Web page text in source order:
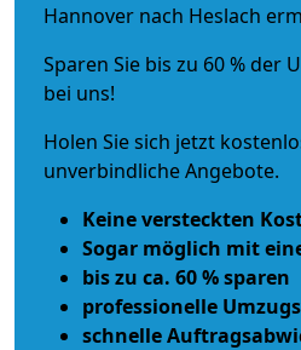
Hannover nach Heslach
Sparen Sie bis zu 60 % der
bei uns!
Holen Sie sich jetzt
unverbindliche Angebote.
Keine versteckten
Sogar möglich mit
bis zu ca. 60 % sparen
professionelle
schnelle